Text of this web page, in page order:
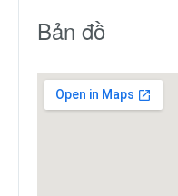
Liên hệ
Bản đồ